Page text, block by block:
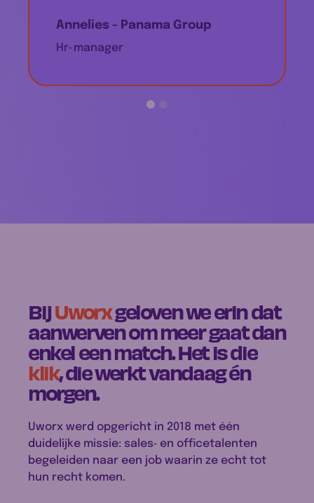
Annelies - Panama Group
Hr-manager
BijUworxgeloven we erin dat
aanwerven om meer gaat dan
enkel een match. Het is die
klik, die werkt vandaag én
morgen.
Uworx werd opgericht in 2018 met één
duidelijke missie: sales‑ en officetalenten
begeleiden naar een job waarin ze echt tot
hun recht komen.